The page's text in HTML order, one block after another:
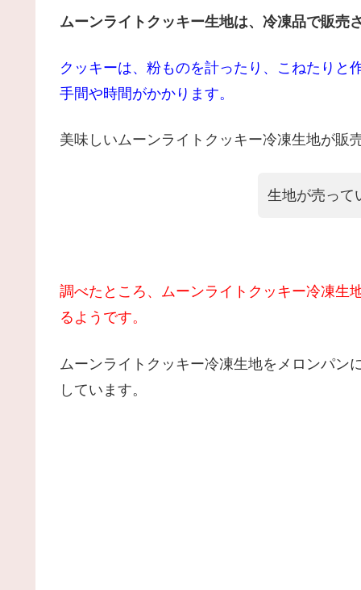
ムーンライトクッキー生地は、冷凍品で販売
クッキーは、粉ものを計ったり、こねたりと
手間や時間がかかります。
美味しいムーンライトクッキー冷凍生地が販
生地が売って
調べたところ、ムーンライトクッキー冷凍生
るようです。
ムーンライトクッキー冷凍生地をメロンパン
しています。